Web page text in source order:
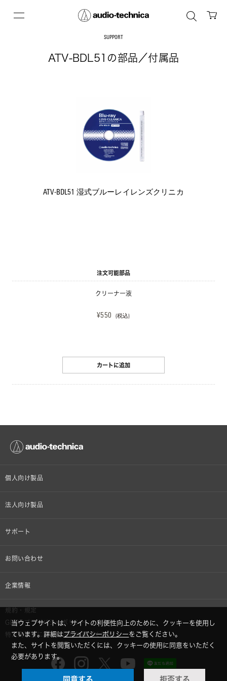
SUPPORT
ATV-BDL51の部品／付属品
ATV-BDL51 湿式ブルーレイレンズクリニカ
注文可能部品
クリーナー液
¥550 (税込)
カートに追加
個人向け製品
オンラインストア限定
車載製品
部品/付属品
法人向け製品
設備音響機器
半導体レーザー応用製品
サポート
個人向け製品サポート
お問い合わせ
その他、メディア 取材関連等のお問い合わせ
企業情報
株式会社オーディオテクニカ
採用情報
GLOBAL-オーディオテクニカ
audio-technica MIMIO
規約・規定
GDPRプライバシーポリシー
特定商取引に関する法律に基づく表示
当ウェブサイトは、サイトの利便性向上のために、クッキーを使用し
ています。詳細はプライバシーポリシーをご覧ください。
また、サイトを閲覧いただくには、クッキーの使用に同意をいただく
必要があります。
同意する 拒否する